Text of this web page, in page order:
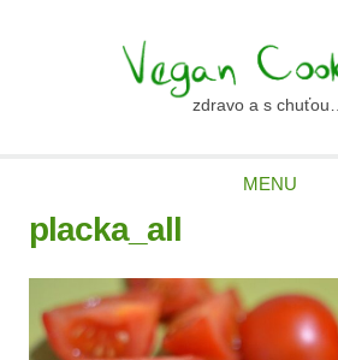
vegancooking.skzdravo a s chuťou…
MENU
placka_all